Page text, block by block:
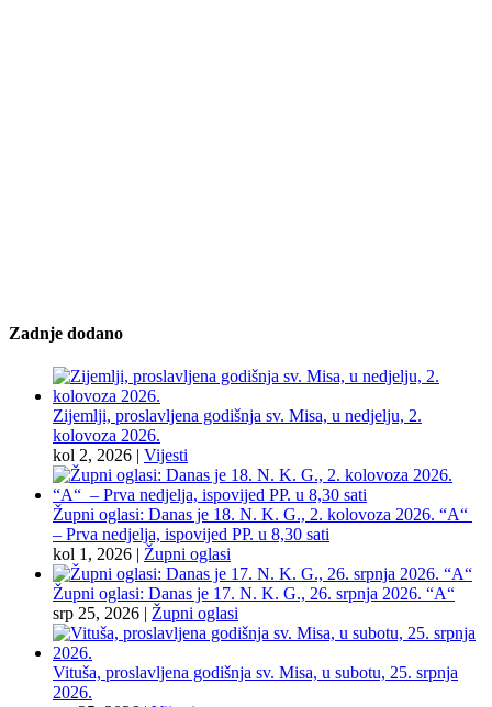
Zadnje dodano
Zijemlji, proslavljena godišnja sv. Misa, u nedjelju, 2.
kolovoza 2026.
kol 2, 2026 | Vijesti
Župni oglasi: Danas je 18. N. K. G., 2. kolovoza 2026. “A“
– Prva nedjelja, ispovijed PP. u 8,30 sati
kol 1, 2026 | Župni oglasi
Župni oglasi: Danas je 17. N. K. G., 26. srpnja 2026. “A“
srp 25, 2026 | Župni oglasi
Vituša, proslavljena godišnja sv. Misa, u subotu, 25. srpnja
2026.